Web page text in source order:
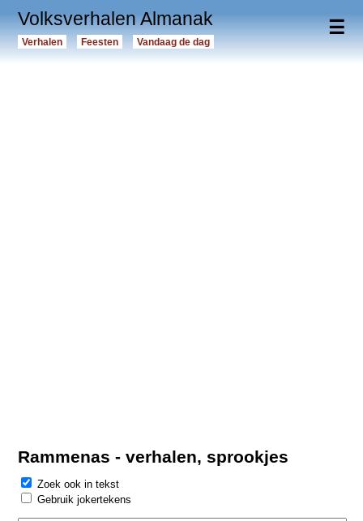
☰
Volksverhalen Almanak
Verhalen Feesten Vandaag de dag
Rammenas - verhalen, sprookjes
Zoek ook in tekst
Gebruik jokertekens